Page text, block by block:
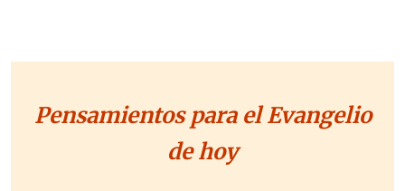
Pensamientos para el Evangelio
de hoy